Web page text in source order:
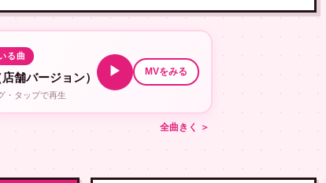
る曲
舗バージョン）
・タップで再生
▶ MVをみる
全曲きく ＞